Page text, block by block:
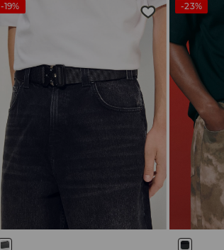
-19% -23%